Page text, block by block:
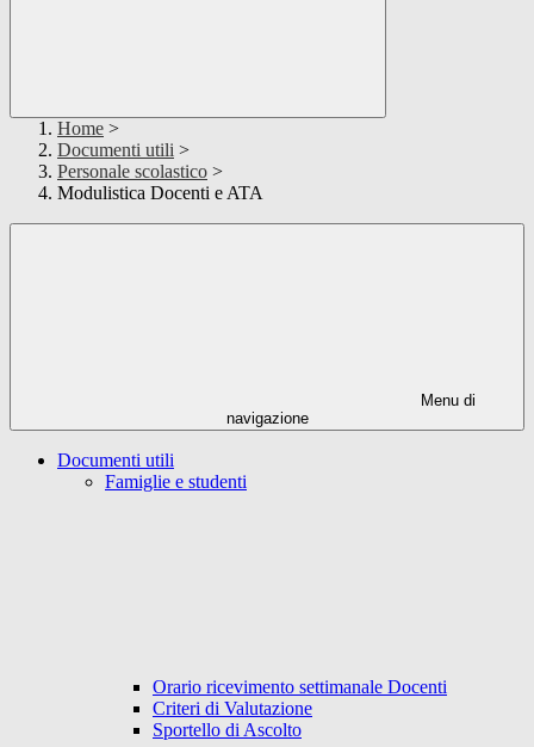
Home >
Documenti utili >
Personale scolastico >
Modulistica Docenti e ATA
Menu di
navigazione
Documenti utili
Famiglie e studenti
Orario ricevimento settimanale Docenti
Criteri di Valutazione
Sportello di Ascolto